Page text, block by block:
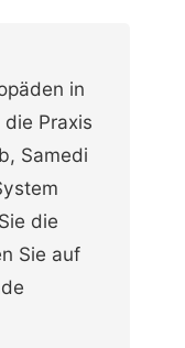
in
Praxis
Samedi
die
Sie auf